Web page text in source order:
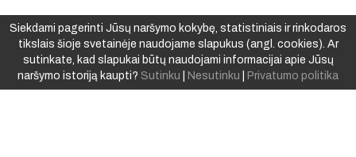
Siekdami pagerinti Jūsų naršymo kokybę, statistiniais ir rinkodaros
tikslais šioje svetainėje naudojame slapukus (angl. cookies). Ar
sutinkate, kad slapukai būtų naudojami informacijai apie Jūsų
naršymo istoriją kaupti? Sutinku Nesutinku Privatumo politika